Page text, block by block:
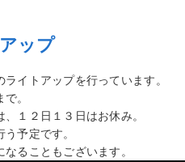
ップ
イトアップを行っています。
。
１２日１３日はお休み。
予定です。
ることもございます。